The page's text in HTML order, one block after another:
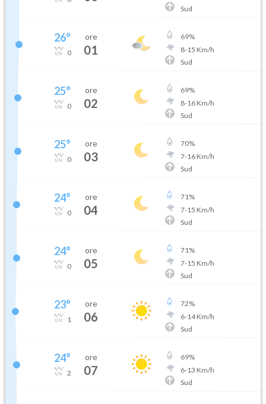
Sud
26°
0
ore
01
69%
8-15 Km/h
Sud
25°
0
ore
02
69%
8-16Km/h
Sud
25°
0
ore
03
70%
7-16Km/h
Sud
24°
0
ore
04
71%
7-15 Km/h
Sud
24°
0
ore
05
71%
7-15 Km/h
Sud
23°
1
ore
06
72%
6-14Km/h
Sud
24°
2
ore
07
69%
6-13 Km/h
Sud